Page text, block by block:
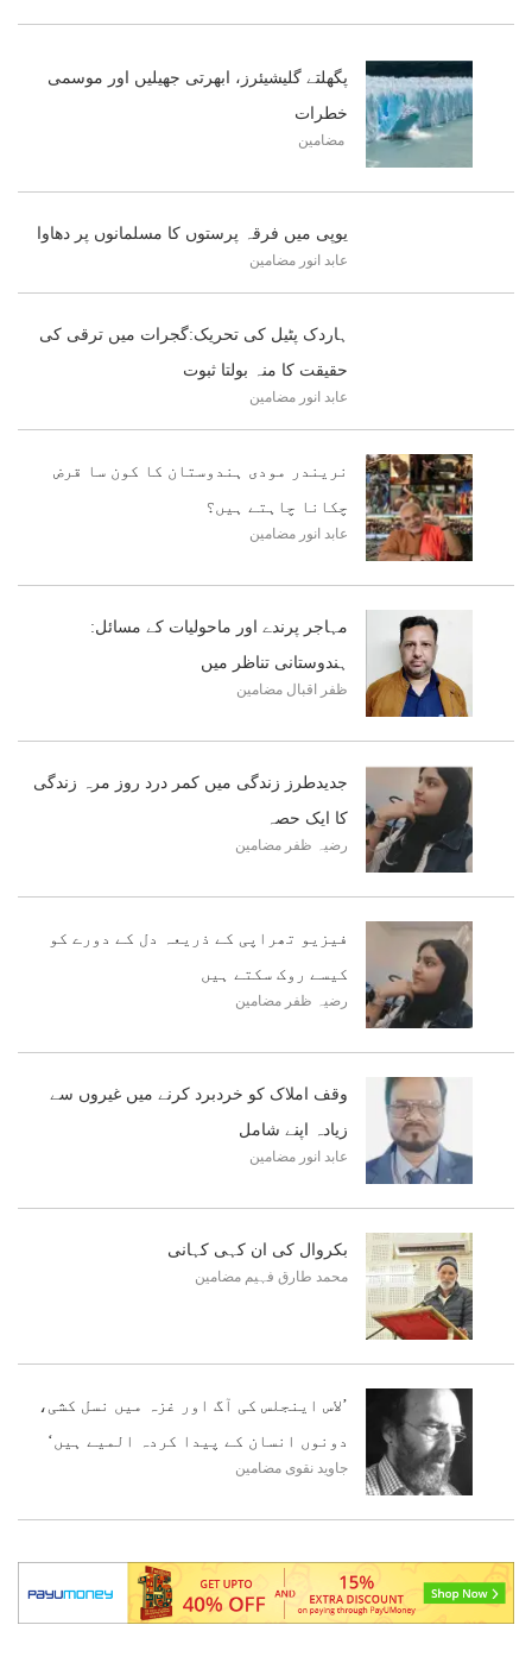
پگھلتے گلیشیئرز، ابھرتی جھیلیں اور موسمی
خطرات
مضامین
یوپی میں فرقہ پرستوں کا مسلمانوں پر دھاوا
عابد انور مضامین
ہاردک پٹیل کی تحریک:گجرات میں ترقی کی
حقیقت کا منہ بولتا ثبوت
عابد انور مضامین
نریندر مودی ہندوستان کا کون سا قرض
چکانا چاہتے ہیں؟
عابد انور مضامین
مہاجر پرندے اور ماحولیات کے مسائل:
ہندوستانی تناظر میں
ظفر اقبال مضامین
جدیدطرز زندگی میں کمر درد روز مرہ زندگی
کا ایک حصہ
رضیہ ظفر مضامین
فیزیو تھراپی کے ذریعہ دل کے دورے کو
کیسے روک سکتے ہیں
رضیہ ظفر مضامین
وقف املاک کو خردبرد کرنے میں غیروں سے
زیادہ اپنے شامل
عابد انور مضامین
بکروال کی ان کہی کہانی
محمد طارق فہیم مضامین
’لاس اینجلس کی آگ اور غزہ میں نسل کشی،
دونوں انسان کے پیدا کردہ المیے ہیں‘
جاوید نقوی مضامین